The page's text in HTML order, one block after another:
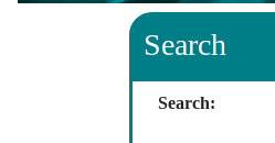
Search
Search: